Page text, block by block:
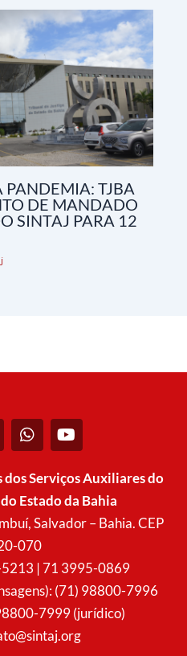
PANDEMIA: TJBA
DE MANDADO
SINTAJ PARA 12
W
h
t
a
p
p
Y
o
t
u
b
e
Serviços Auxiliares do
Estado da Bahia
Salvador – Bahia. CEP
070
| 71 3995-0869
(71) 98800-7996
7999 (jurídico)